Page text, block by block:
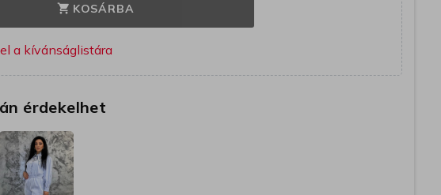
shopping_cart KOSÁRBA
érdekelhet